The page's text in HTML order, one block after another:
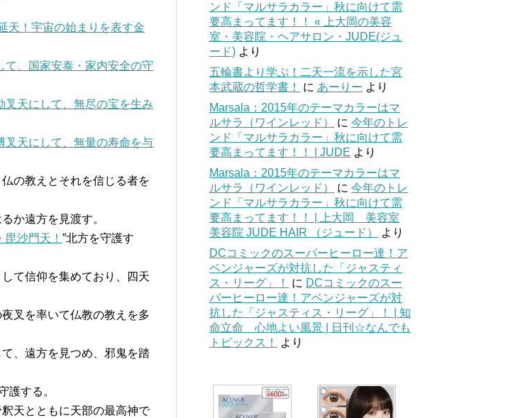
天！宇宙の始まりを表す金
て、国家安泰・家内安全の守
叉天にして、無尽の宝を生み
叉天にして、無量の寿命を与
の教えとそれを信じる者を
か遠方を見渡す。
沙門天！ ”北方を守護す
て信仰を集めており、四天
叉を率いて仏教の教えを多
、遠方を見つめ、邪鬼を踏
護する。
天とともに天部の最高神で
ンド「マルサラカラー」秋に向けて需
要高まってます！！ « 上大岡の美容
室・美容院・ヘアサロン・JUDE(ジュ
ード) より
五輪書より学ぶ！二天一流を示した宮
本武蔵の哲学書！
に あーりー より
Marsala：2015年のテーマカラーはマ
ルサラ（ワインレッド）
に 今年のトレ
ンド「マルサラカラー」秋に向けて需
要高まってます！！ | JUDE より
Marsala：2015年のテーマカラーはマ
ルサラ（ワインレッド）
に 今年のトレ
ンド「マルサラカラー」秋に向けて需
要高まってます！！ | 上大岡 美容室
美容院 JUDE HAIR （ジュード）
より
DCコミックのスーパーヒーロー達！ア
ベンジャーズが対抗した「ジャスティ
ス・リーグ」！
に DCコミックのスー
パーヒーロー達！アベンジャーズが対
抗した「ジャスティス・リーグ」！ | 知
命立命 心地よい風景 | 日刊☆なんでも
トピックス！
より